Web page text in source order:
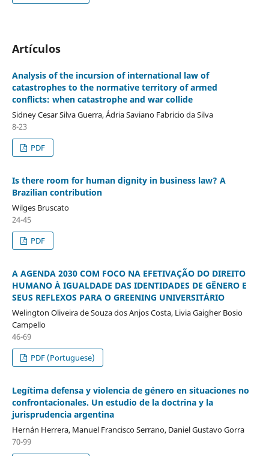
Artículos
Analysis of the incursion of international law of
catastrophes to the normative territory of armed
conflicts: when catastrophe and war collide
Sidney Cesar Silva Guerra, Ádria Saviano Fabricio da Silva
8-23
PDF
Is there room for human dignity in business law? A
Brazilian contribution
Wilges Bruscato
24-45
PDF
A AGENDA 2030 COM FOCO NA EFETIVAÇÃO DO DIREITO
HUMANO À IGUALDADE DAS IDENTIDADES DE GÊNERO E
SEUS REFLEXOS PARA O GREENING UNIVERSITÁRIO
Welington Oliveira de Souza dos Anjos Costa, Livia Gaigher Bosio
Campello
46-69
PDF (Portuguese)
Legítima defensa y violencia de género en situaciones no
confrontacionales. Un estudio de la doctrina y la
jurisprudencia argentina
Hernán Herrera, Manuel Francisco Serrano, Daniel Gustavo Gorra
70-99